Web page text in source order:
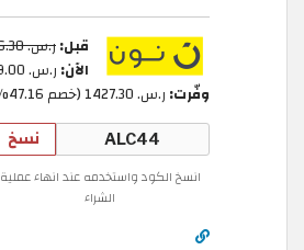
قبل:ر.س.‏ 3026.30
الآن: ر.س.‏ 1599.00
وفّرت: ر.س.‏ 1427.30 (خصم 47.16%)
نسخ
انسخ الكود واستخدمه عند انهاء عملية
الشراء